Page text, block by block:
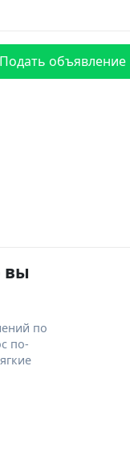
Подать объявление
вы
по
по-